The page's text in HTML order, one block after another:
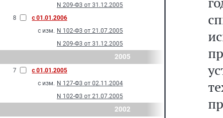
N 209-Ф3 от 31.12.2005
8
с 01.01.2006
с изм. N 102-Ф3 от 21.07.2005
N 209-Ф3 от 31.12.2005
2005
7
с 01.01.2005
с изм. N 127-Ф3 от 02.11.2004
N 102-Ф3 от 21.07.2005
2002